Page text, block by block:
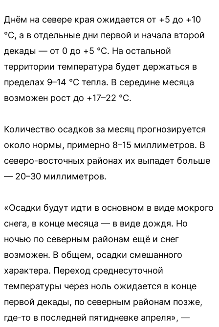
Днём на севере края ожидается от +5 до +10
°C, а в отдельные дни первой и начала второй
декады — от 0 до +5 °C. На остальной
территории температура будет держаться в
пределах 9–14 °C тепла. В середине месяца
возможен рост до +17–22 °C.
Количество осадков за месяц прогнозируется
около нормы, примерно 8–15 миллиметров. В
северо-восточных районах их выпадет больше
— 20–30 миллиметров.
«Осадки будут идти в основном в виде мокрого
снега, в конце месяца — в виде дождя. Но
ночью по северным районам ещё и снег
возможен. В общем, осадки смешанного
характера. Переход среднесуточной
температуры через ноль ожидается в конце
первой декады, по северным районам позже,
где-то в последней пятидневке апреля», —